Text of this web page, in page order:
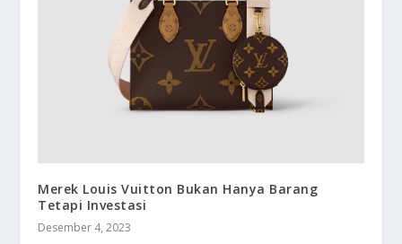
Merek Louis Vuitton Bukan Hanya Barang
Tetapi Investasi
Desember 4, 2023